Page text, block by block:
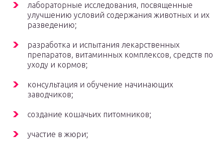
лабораторные исследования, посвященные
улучшению условий содержания животных и их
разведению;
разработка и испытания лекарственных
препаратов, витаминных комплексов, средств по
уходу и кормов;
консультация и обучение начинающих
заводчиков;
создание кошачьих питомников;
участие в жюри;